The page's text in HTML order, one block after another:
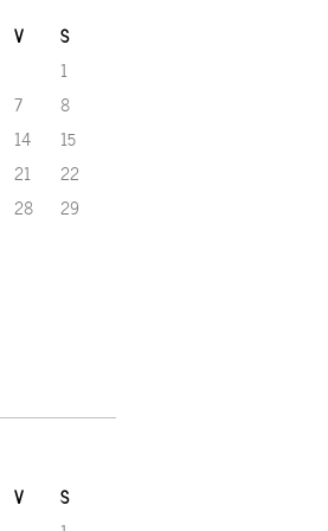
V S
1
7
8
14
15
21
22
28
29
V S